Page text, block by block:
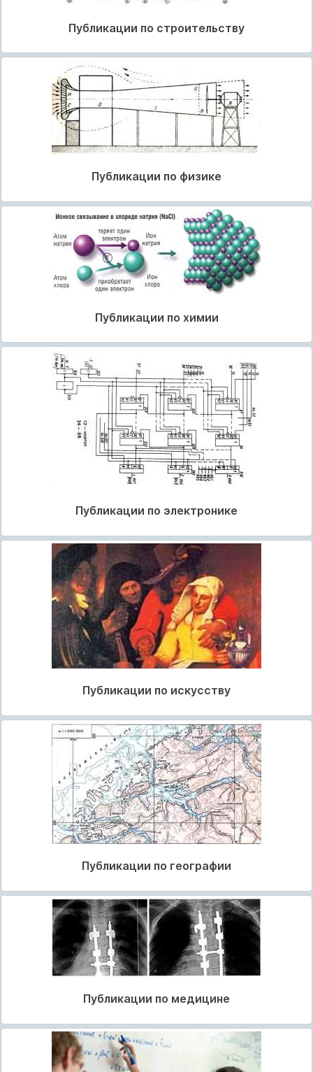
Публикации по строительству
Публикации по физике
Публикации по химии
Публикации по электронике
Публикации по искусству
Публикации по географии
Публикации по медицине